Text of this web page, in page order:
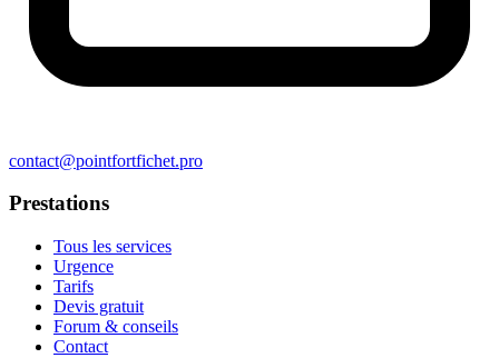
contact@pointfortfichet.pro
Prestations
Tous les services
Urgence
Tarifs
Devis gratuit
Forum & conseils
Contact